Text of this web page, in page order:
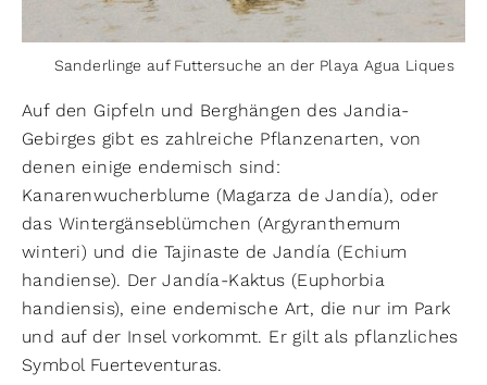
Sanderlinge auf Futtersuche an der Playa Agua Liques
Auf den Gipfeln und Berghängen des Jandia-
Gebirges gibt es zahlreiche Pflanzenarten, von
denen einige endemisch sind:
Kanarenwucherblume (Magarza de Jandía), oder
das Wintergänseblümchen (Argyranthemum
winteri) und die Tajinaste de Jandía (Echium
handiense). Der Jandía-Kaktus (Euphorbia
handiensis), eine endemische Art, die nur im Park
und auf der Insel vorkommt. Er gilt als pflanzliches
Symbol Fuerteventuras.